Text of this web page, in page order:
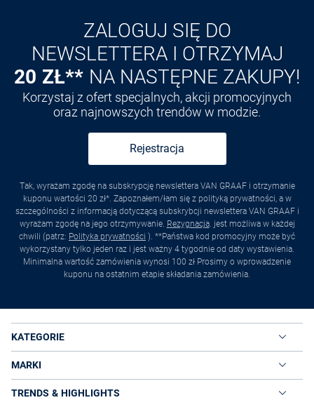
ZALOGUJ SIĘ DO
NEWSLETTERA I OTRZYMAJ
20 ZŁ** NA NASTĘPNE ZAKUPY!
Korzystaj z ofert specjalnych, akcji promocyjnych
oraz najnowszych trendów w modzie.
Rejestracja
Tak, wyrażam zgodę na subskrypcję newslettera VAN GRAAF i otrzymanie
kuponu wartości 20 zł*. Zapoznałem/łam się z polityką prywatności, a w
szczególności z informacją dotyczącą subskrybcji newslettera VAN GRAAF i
wyrażam zgodę na jego otrzymywanie. Rezygnacja. jest możliwa w każdej
chwili (patrz: Polityka prywatności ). **Państwa kod promocyjny może być
wykorzystany tylko jeden raz i jest ważny 4 tygodnie od daty wystawienia.
Minimalna wartość zamówienia wynosi 100 zł Prosimy o wprowadzenie
kuponu na ostatnim etapie składania zamówienia.
KATEGORIE
MARKI
TRENDS & HIGHLIGHTS